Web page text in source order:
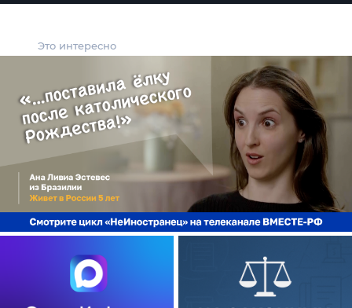
Это интересно